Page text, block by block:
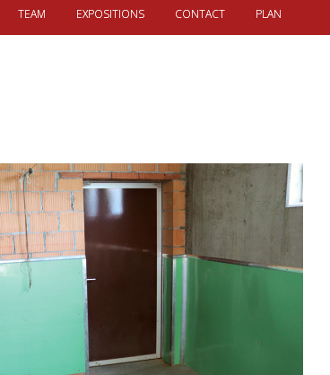
TEAM EXPOSITIONS CONTACT PLAN